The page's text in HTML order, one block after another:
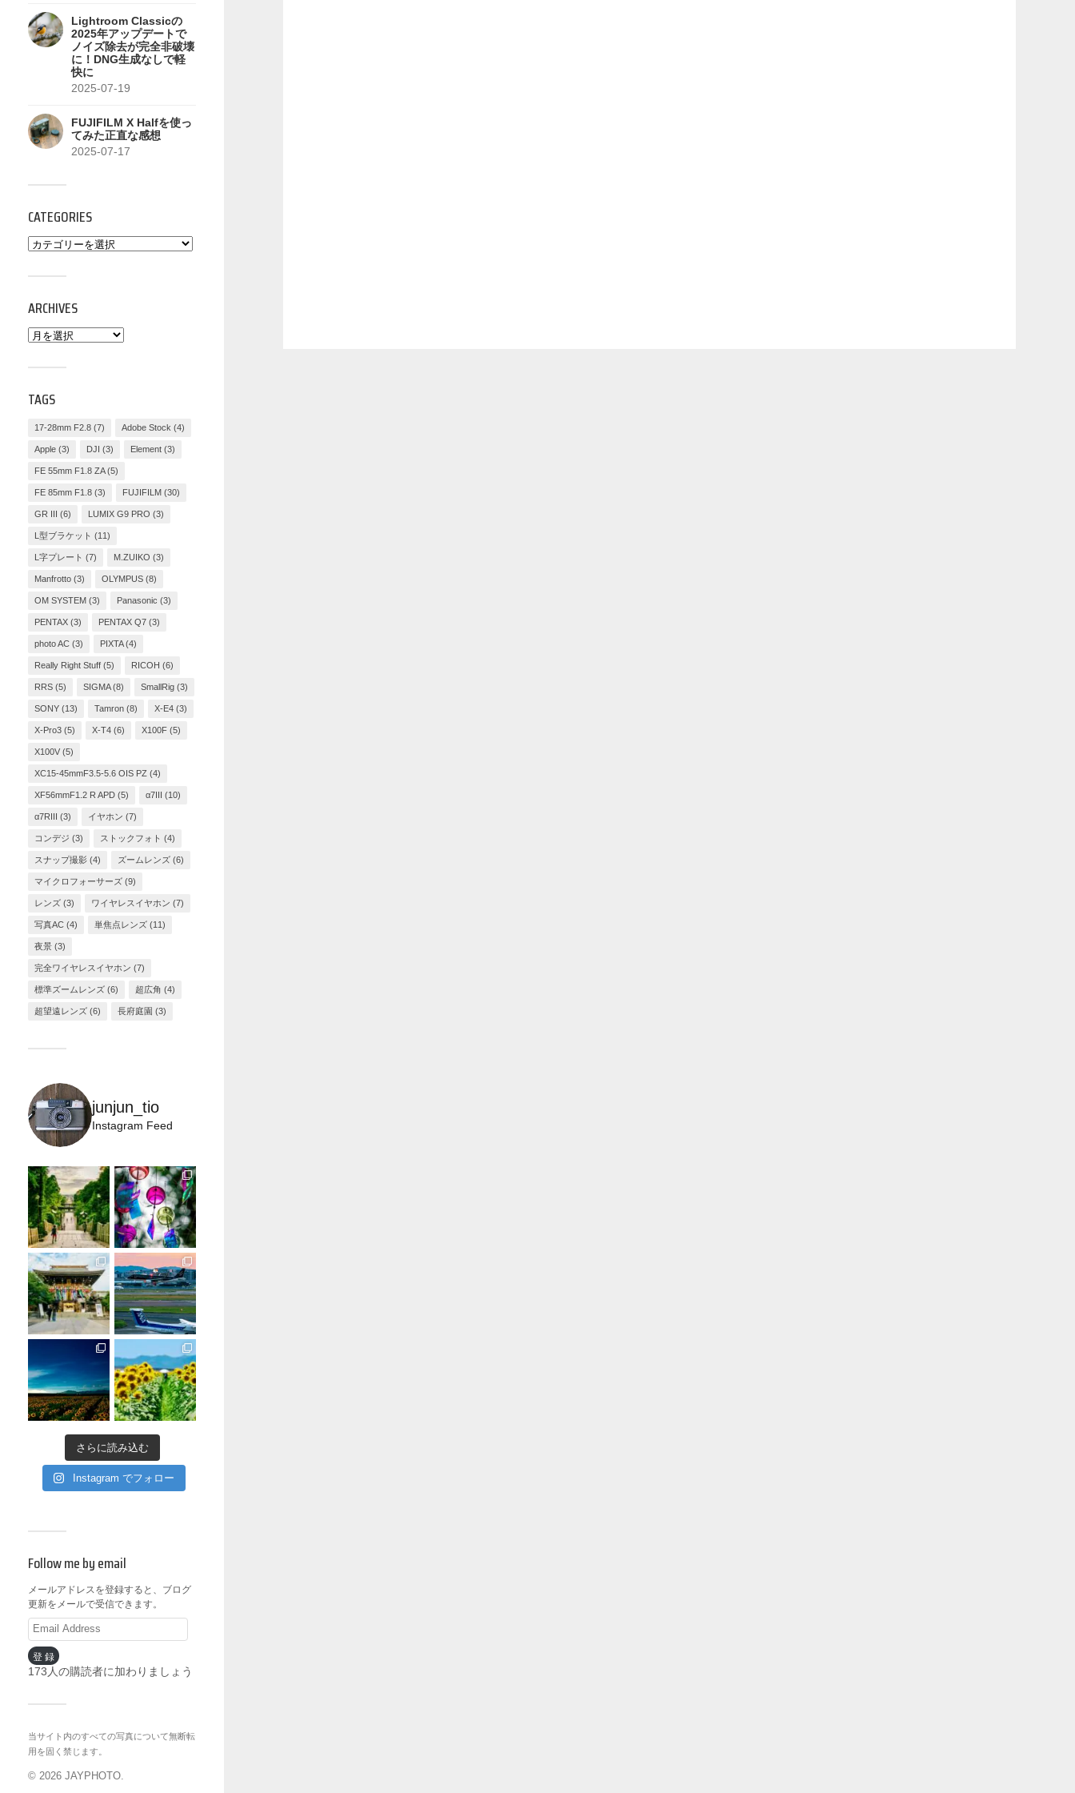
Lightroom Classicの
2025年アップデートで
ノイズ除去が完全非破壊
に！DNG生成なしで軽
快に
2025-07-19
FUJIFILM X Halfを使っ
てみた正直な感想
2025-07-17
CATEGORIES
ARCHIVES
TAGS
17-28mm F2.8 (7) Adobe Stock (4)
Apple (3) DJI (3) Element (3)
FE 55mm F1.8 ZA(5)
FE 85mm F1.8 (3) FUJIFILM (30)
GR III (6) LUMIX G9 PRO (3)
L型ブラケット (11)
L字プレート (7) M.ZUIKO (3)
Manfrotto (3) OLYMPUS (8)
OM SYSTEM (3) Panasonic (3)
PENTAX (3) PENTAX Q7 (3)
photo AC (3) PIXTA(4)
Really Right Stuff (5) RICOH (6)
RRS (5) SIGMA(8) SmallRig (3)
SONY (13) Tamron (8) X-E4 (3)
X-Pro3 (5) X-T4 (6) X100F (5)
X100V (5)
XC15-45mmF3.5-5.6 OIS PZ (4)
XF56mmF1.2 R APD (5) α7III (10)
α7RIII (3) イヤホン (7)
コンデジ (3) ストックフォト (4)
スナップ撮影 (4) ズームレンズ (6)
マイクロフォーサーズ (9)
レンズ (3) ワイヤレスイヤホン (7)
写真AC (4) 単焦点レンズ (11)
夜景 (3)
完全ワイヤレスイヤホン (7)
標準ズームレンズ (6) 超広角 (4)
超望遠レンズ (6) 長府庭園 (3)
junjun_tio
Instagram Feed
さらに読み込む
Instagram でフォロー
Follow me by email
メールアドレスを登録すると、ブログ
更新をメールで受信できます。
登録
173人の購読者に加わりましょう
当サイト内のすべての写真について無断転
用を固く禁じます。
© 2026 JAYPHOTO.